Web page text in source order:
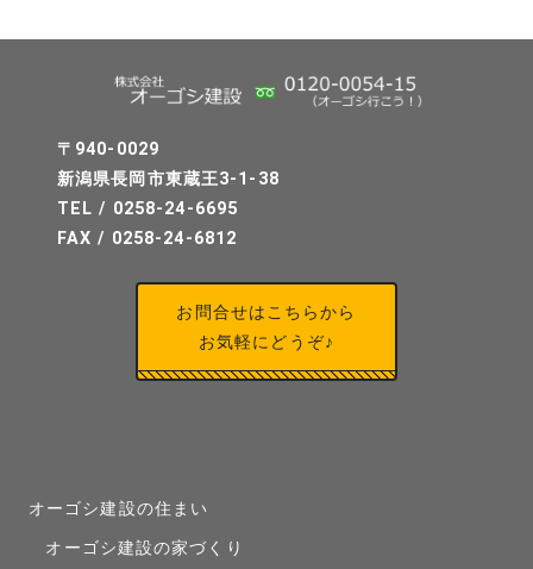
〒940-0029
新潟県長岡市東蔵王3-1-38
TEL / 0258-24-6695
FAX / 0258-24-6812
お問合せはこちらから
お気軽にどうぞ♪
オーゴシ建設の住まい
オーゴシ建設の家づくり